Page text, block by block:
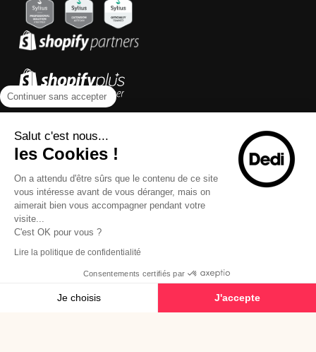
Continuer sans accepter
Salut c'est nous...
les Cookies !
On a attendu d'être sûrs que le contenu de ce site
vous intéresse avant de vous déranger, mais on
aimerait bien vous accompagner pendant votre
visite...
C'est OK pour vous ?
Lire la politique de confidentialité
Consentements certifiés par
Je choisis J'accepte